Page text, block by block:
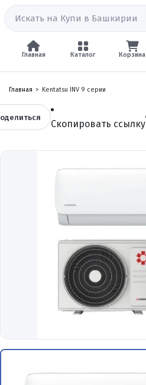
Главная Каталог Корзина
Главная Kentatsu INV 9 серии
Скопировать ссылку